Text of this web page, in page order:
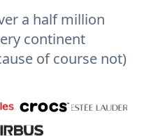
a half million
continent
of course not)